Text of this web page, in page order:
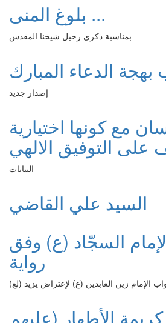
بلوغ المنى ...
بمناسبة ذكرى رحيل شيخنا المقدس
بهجة الدعاء المبارك
إصدار جديد
مع كونها اختيارية
على التوفيق الالهي
البيانات
السيد علي القاضي
السجّاد (ع) وفق
رواية
الإمام زين العابدين (ع) لإعتراض يزيد (لع)
الأطهار (عليهم